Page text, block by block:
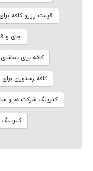
قیمت رزرو کافه
چای و
کافه برای
کافه رستوران
کترینگ شرکت ها و